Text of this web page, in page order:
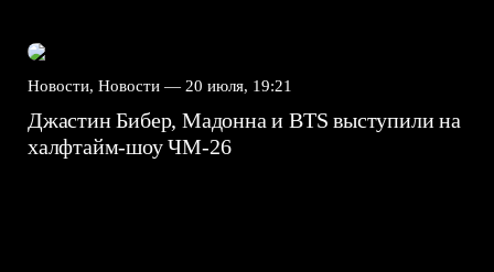
Новости, Новости — 20 июля, 19:21
Джастин Бибер, Мадонна и BTS выступили на
халфтайм-шоу ЧМ-26